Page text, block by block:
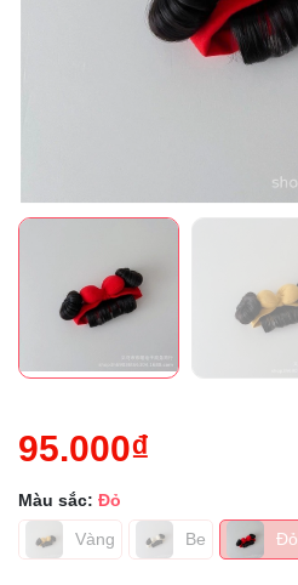
95.000₫
Màu sắc: Đỏ
Vàng
Be Đỏ
Mã giảm giá: